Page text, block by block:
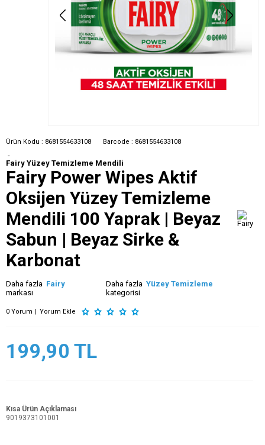
Ürün Kodu : 8681554633108 Barcode : 8681554633108
-
Fairy Yüzey Temizleme Mendili
Fairy Power Wipes Aktif
Oksijen Yüzey Temizleme
Mendili 100 Yaprak | Beyaz
Sabun | Beyaz Sirke &
Karbonat
Daha fazla Fairy
markası
Daha fazla Yüzey Temizleme
kategorisi
0 Yorum | Yorum Ekle
199,90 TL
Kısa Ürün Açıklaması
9019373101001